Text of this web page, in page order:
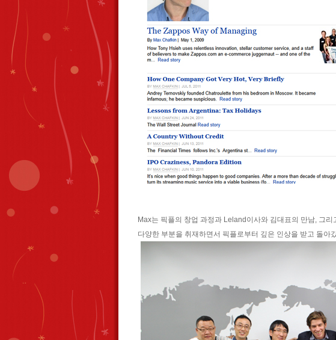
Max는 픽플의 창업 과정과 Leland이사와 김대표의 만남, 그
다양한 부분을 취재하면서 픽플로부터 깊은 인상을 받고 돌아